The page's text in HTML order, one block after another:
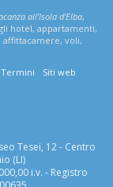
all'Isola d'Elba,
hotel, appartamenti,
affittacamere, voli,
Termini
Siti web
Tesei, 12 - Centro
(LI)
i.v. - Registro